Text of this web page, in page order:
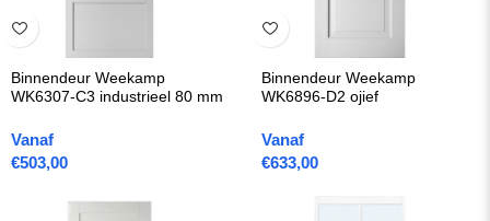
Binnendeur Weekamp
WK6307-C3 industrieel 80 mm
Vanaf
€503,00
Binnendeur Weekamp
WK6896-D2 ojief
Vanaf
€633,00